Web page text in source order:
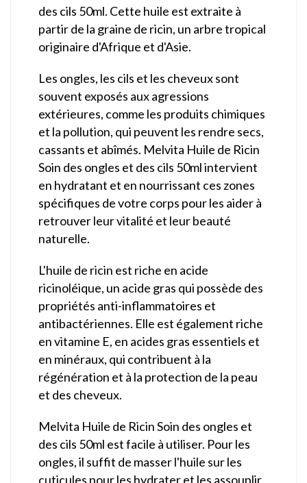
des cils 50ml. Cette huile est extraite à
partir de la graine de ricin, un arbre tropical
originaire d'Afrique et d'Asie.
Les ongles, les cils et les cheveux sont
souvent exposés aux agressions
extérieures, comme les produits chimiques
et la pollution, qui peuvent les rendre secs,
cassants et abîmés. Melvita Huile de Ricin
Soin des ongles et des cils 50ml intervient
en hydratant et en nourrissant ces zones
spécifiques de votre corps pour les aider à
retrouver leur vitalité et leur beauté
naturelle.
L'huile de ricin est riche en acide
ricinoléique, un acide gras qui possède des
propriétés anti-inflammatoires et
antibactériennes. Elle est également riche
en vitamine E, en acides gras essentiels et
en minéraux, qui contribuent à la
régénération et à la protection de la peau
et des cheveux.
Melvita Huile de Ricin Soin des ongles et
des cils 50ml est facile à utiliser. Pour les
ongles, il suffit de masser l'huile sur les
cuticules pour les hydrater et les assouplir.